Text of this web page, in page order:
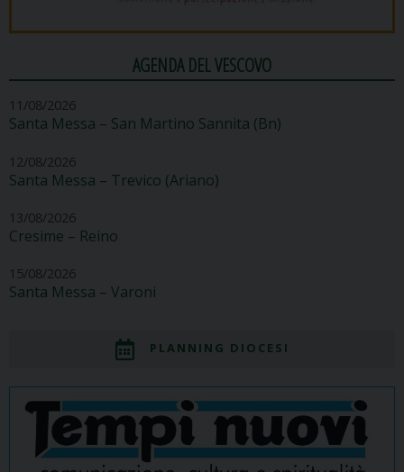
AGENDA DEL VESCOVO
11/08/2026
Santa Messa – San Martino Sannita (Bn)
12/08/2026
Santa Messa – Trevico (Ariano)
13/08/2026
Cresime – Reino
15/08/2026
Santa Messa – Varoni
PLANNING DIOCESI